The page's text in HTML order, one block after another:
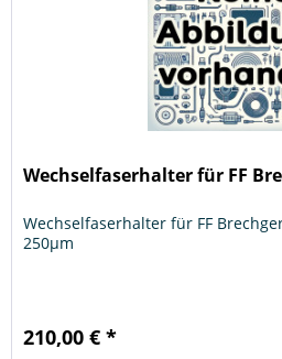
Wechselfaserhalter für FF
Wechselfaserhalter für FF
250µm
210,00 € *